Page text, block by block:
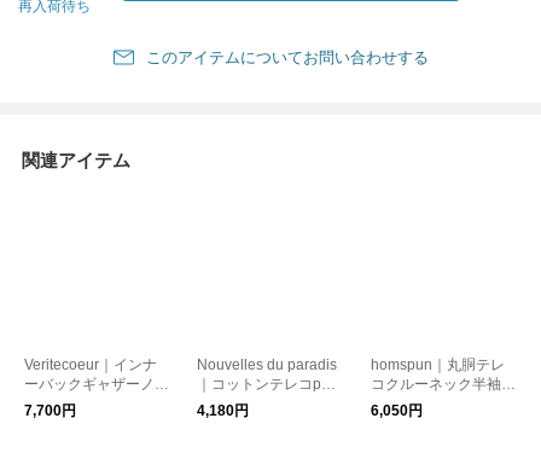
再入荷待ち
このアイテムについてお問い合わせする
関連アイテム
Veritecoeur｜インナ
ーバックギャザーノー
スリーブ(ST-163)【メ
ール便対象】
7,700円
Nouvelles du paradis
｜コットンテレコpetit
クループルオーバー(P
C24301A)
4,180円
homspun｜丸胴テレ
コクルーネック半袖プ
ルオーバー(6301)
6,050円